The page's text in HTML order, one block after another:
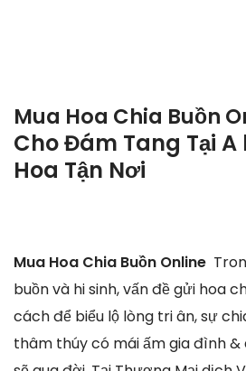
Mua Hoa Chia Buồn
Cho Đám Tang Tại
Hoa Tận Nơi
Mua Hoa Chia Buồn Online
buồn và hi sinh, vấn đề gửi hoa
cách để biểu lộ lòng tri ân, sự
thâm thúy có mái ấm gia đình